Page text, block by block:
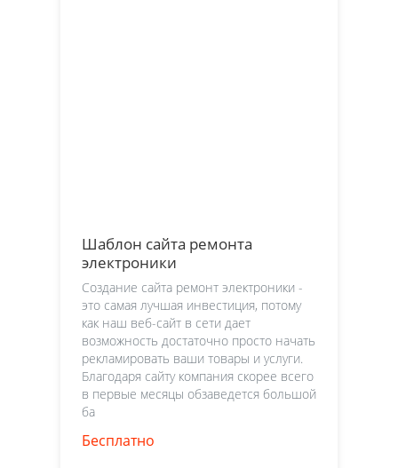
Шаблон сайта ремонта
электроники
Создание сайта ремонт электроники -
это самая лучшая инвестиция, потому
как наш веб-сайт в сети дает
возможность достаточно просто начать
рекламировать ваши товары и услуги.
Благодаря сайту компания скорее всего
в первые месяцы обзаведется большой
ба
Бесплатно